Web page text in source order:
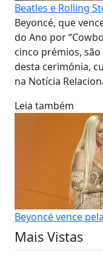
Beatles e Rolling
Beyoncé, que
do Ano por
cinco prémios,
desta cerimónia,
na Notícia
Leia também
Beyoncé vence
Mais Vistas